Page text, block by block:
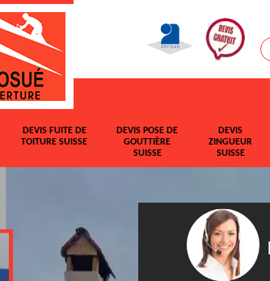
DEVIS FUITE DE
TOITURE SUISSE
DEVIS POSE DE
GOUTTIÈRE
SUISSE
DEVIS
ZINGUEUR
SUISSE